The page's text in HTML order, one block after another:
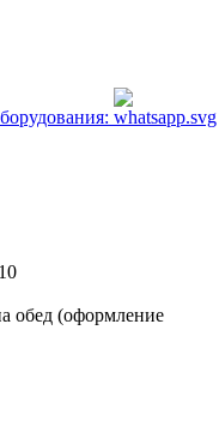
обед (оформление